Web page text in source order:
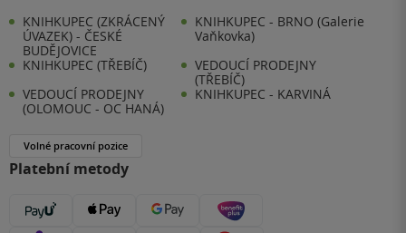
KNIHKUPEC (ZKRÁCENÝ
ÚVAZEK) - ČESKÉ
BUDĚJOVICE
KNIHKUPEC - BRNO (Galerie
Vaňkovka)
KNIHKUPEC (TŘEBÍČ)
VEDOUCÍ PRODEJNY
(TŘEBÍČ)
VEDOUCÍ PRODEJNY
(OLOMOUC - OC HANÁ)
KNIHKUPEC - KARVINÁ
Volné pracovní pozice
Platební metody